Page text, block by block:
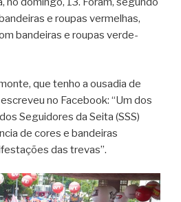
e roupas vermelhas,
bandeiras e roupas verde-
que tenho a ousadia de
no Facebook: “Um dos
Seguidores da Seita (SSS)
de cores e bandeiras
das trevas”.